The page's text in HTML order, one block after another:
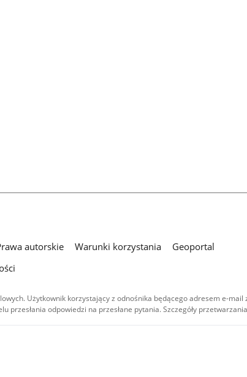
autorskie Warunki korzystania
Geoportal
Użytkownik korzystający z odnośnika będącego adresem e-
odpowiedzi na przesłane pytania. Szczegóły
są
- na tych samych
materiały audio i wideo,
użycie niekomercyjne -